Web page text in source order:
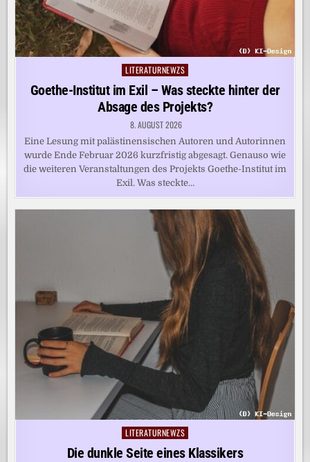
Posted
in
LITERATURNEWZS
Goethe-Institut im Exil – Was steckte hinter der
Absage des Projekts?
8. AUGUST 2026
Eine Lesung mit palästinensischen Autoren und Autorinnen
wurde Ende Februar 2026 kurzfristig abgesagt. Genauso wie
die weiteren Veranstaltungen des Projekts Goethe-Institut im
Exil. Was steckte…
Posted
in
LITERATURNEWZS
Die dunkle Seite eines Klassikers